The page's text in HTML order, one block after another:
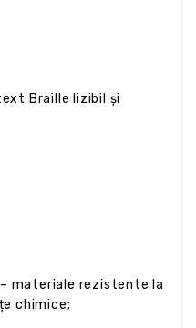
Braille lizibil și
materiale rezistente la
chimice;